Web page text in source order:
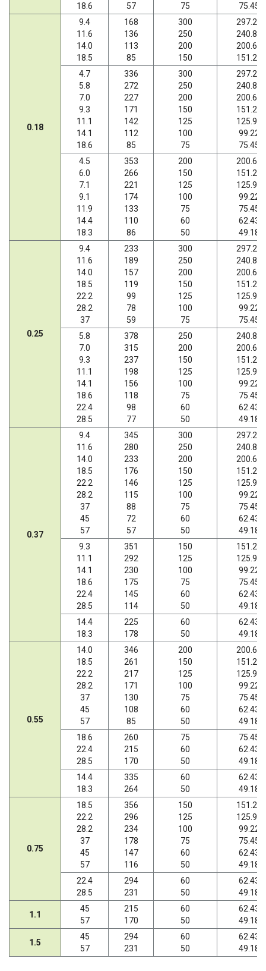
18.6
57
75
75.45
0.18
9.4
11.6
14.0
18.5
168
136
113
85
300
250
200
150
297.21
240.89
200.66
151.20
4.7
5.8
7.0
9.3
11.1
14.1
18.6
336
272
227
171
142
112
85
300
250
200
150
125
100
75
297.21
240.89
200.66
151.20
125.95
99.22
75.45
4.5
6.0
7.1
9.1
11.9
14.4
18.3
353
266
221
174
133
110
86
200
150
125
100
75
60
50
200.66
151.20
125.95
99.22
75.45
62.43
49.18
0.25
9.4
11.6
14.0
18.5
22.2
28.2
37
233
189
157
119
99
78
59
300
250
200
150
125
100
75
297.21
240.89
200.66
151.20
125.95
99.22
75.45
5.8
7.0
9.3
11.1
14.1
18.6
22.4
28.5
378
315
237
198
156
118
98
77
250
200
150
125
100
75
60
50
240.89
200.66
151.20
125.95
99.22
75.45
62.43
49.18
0.37
9.4
11.6
14.0
18.5
22.2
28.2
37
45
57
345
280
233
176
146
115
88
72
57
300
250
200
150
125
100
75
60
50
297.21
240.89
200.66
151.20
125.95
99.22
75.45
62.43
49.18
9.3
11.1
14.1
18.6
22.4
28.5
351
292
230
175
145
114
150
125
100
75
60
50
151.20
125.95
99.22
75.45
62.43
49.18
14.4
18.3
225
178
60
50
62.43
49.18
0.55
14.0
18.5
22.2
28.2
37
45
57
346
261
217
171
130
108
85
200
150
125
100
75
60
50
200.66
151.20
125.95
99.22
75.45
62.43
49.18
18.6
22.4
28.5
260
215
170
75
60
50
75.45
62.43
49.18
14.4
18.3
335
264
60
50
62.43
49.18
0.75
18.5
22.2
28.2
37
45
57
356
296
234
178
147
116
150
125
100
75
60
50
151.20
125.95
99.22
75.45
62.43
49.18
22.4
28.5
294
231
60
50
62.43
49.18
1.1
45
57
215
170
60
50
62.43
49.18
1.5
45
57
294
231
60
50
62.43
49.18